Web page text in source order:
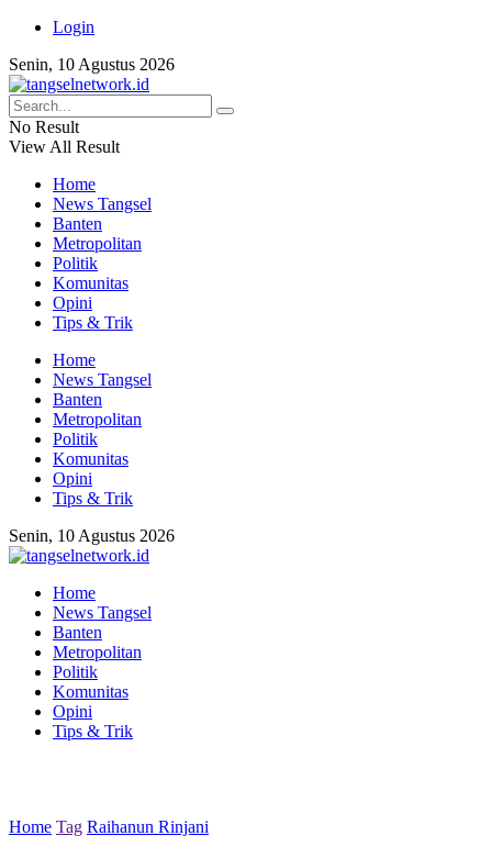
Login
Senin, 10 Agustus 2026
No Result
View All Result
Home
News Tangsel
Banten
Metropolitan
Politik
Komunitas
Opini
Tips & Trik
Home
News Tangsel
Banten
Metropolitan
Politik
Komunitas
Opini
Tips & Trik
Senin, 10 Agustus 2026
Home
News Tangsel
Banten
Metropolitan
Politik
Komunitas
Opini
Tips & Trik
Home Tag Raihanun Rinjani